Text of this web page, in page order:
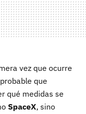
vez que ocurre
que
qué medidas se
SpaceX, sino